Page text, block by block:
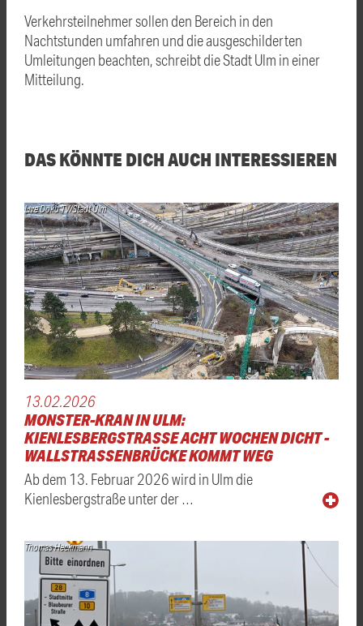
Verkehrsteilnehmer sollen den Bereich in den
Nachtstunden umfahren und die ausgeschilderten
Umleitungen beachten, schreibt die Stadt Ulm in einer
Mitteilung.
DAS KÖNNTE DICH AUCH INTERESSIEREN
Live Doku TV/Stadt Ulm
13.02.2026
MONSTER-KRAN IN ULM:
KIENLESBERGSTRASSE ACHT WOCHEN DICHT - W
ALLSTRASSENBRÜCKE KOMMT WEG
Ab dem 13. Februar 2026 wird in Ulm die
Kienlesbergstraße unter der …
Thomas Heckmann